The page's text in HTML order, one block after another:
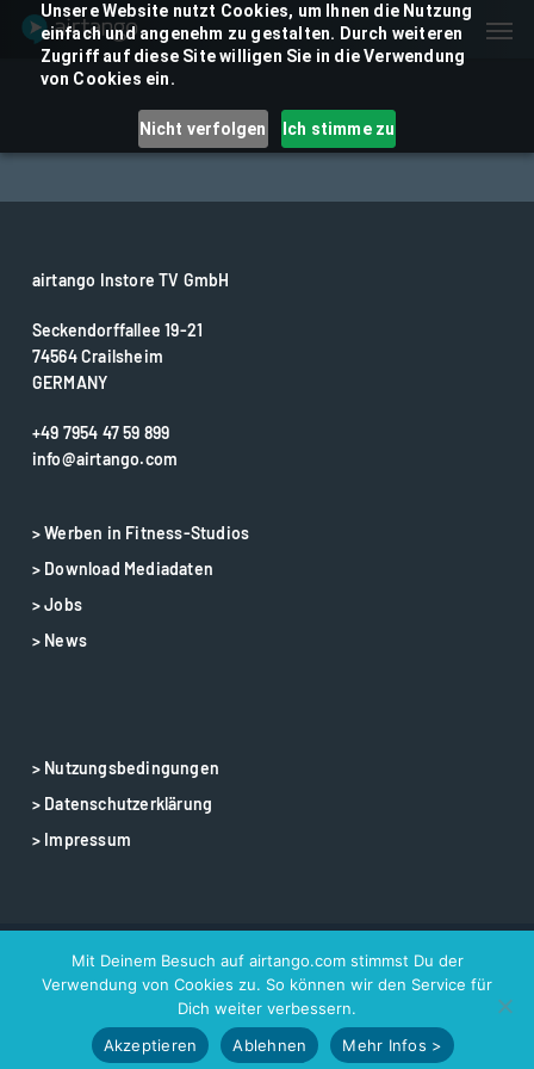
Unsere Website nutzt Cookies, um Ihnen die Nutzung
einfach und angenehm zu gestalten. Durch weiteren
Zugriff auf diese Site willigen Sie in die Verwendung
von Cookies ein.
Nicht verfolgen Ich stimme zu
Skip
content
airtango Instore TV GmbH
Seckendorffallee 19-21
74564 Crailsheim
GERMANY
+49 7954 47 59 899
info@airtango.com
> Werben in Fitness-Studios
> Download Mediadaten
> Jobs
> News
> Nutzungsbedingungen
> Datenschutzerklärung
> Impressum
© 2025 airtango – airtango is a registered trademark
Mit Deinem Besuch auf airtango.com stimmst Du der
Verwendung von Cookies zu. So können wir den Service für
Dich weiter verbessern.
Akzeptieren
Ablehnen Mehr Infos >